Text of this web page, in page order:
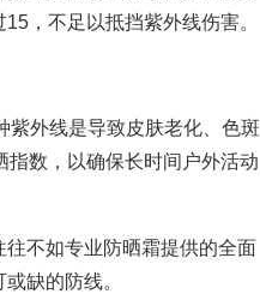
，不足以抵挡紫外线伤害。
紫外线是导致皮肤老化、色斑
数，以确保长时间户外活动
不如专业防晒霜提供的全面
缺的防线。